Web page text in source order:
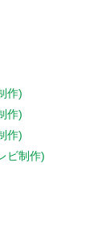
作)
作)
作)
ビ制作)